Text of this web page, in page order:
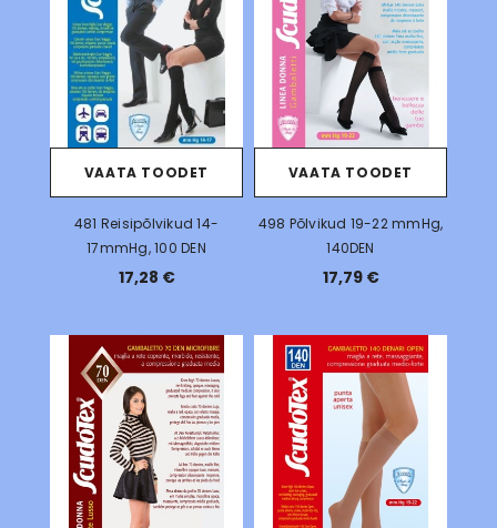
VAATA TOODET
481 Reisipõlvikud 14-
17mmHg, 100 DEN
17,28 €
VAATA TOODET
498 Põlvikud 19-22 mmHg,
140DEN
17,79 €